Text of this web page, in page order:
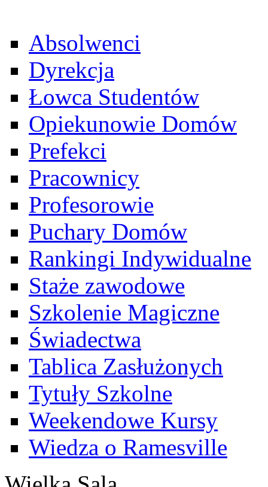
Absolwenci
Dyrekcja
Łowca Studentów
Opiekunowie Domów
Prefekci
Pracownicy
Profesorowie
Puchary Domów
Rankingi Indywidualne
Staże zawodowe
Szkolenie Magiczne
Świadectwa
Tablica Zasłużonych
Tytuły Szkolne
Weekendowe Kursy
Wiedza o Ramesville